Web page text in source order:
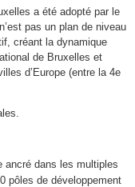
a été adopté par le
pas un plan de niveau
créant la dynamique
de Bruxelles et
d’Europe (entre la 4e
ancré dans les multiples
pôles de développement